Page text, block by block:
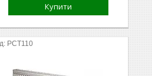
Купити
РСТ110